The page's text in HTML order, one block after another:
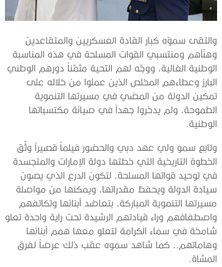
والتقى سموّه كبار القادة العسكريين والمتقاعدين
وهنّأهم ومنتسبي القوات المسلحة في هذه المناسبة
الوطنية الغالية، ووجّه لهم التحية مثمَّناً دورهم الوطني
البارز وعطاءهم المخلص الذين عملوا من خلاله على
تمكين الدولة من المضي في مسيرتها التنموية
الطموحة، ولم يدخروا جهداً في صيانة مكتسباتها
الوطنية.
وتابع سمو ولي عهد دبي والحضور فيلماً قصيراً وثّق
الخطوة التاريخية التي خطتها دولة الإمارات والمتجسدة
في توحيد قواتها المسلحة، لتكون الدرع الذي يصون
سيادة الدولة ويحفظ مقدراتها، ويمكنها من مواصلة
مسيرتها التنموية المباركة، بتعاضد أبنائها وتكاتفهم
واصطفافهم وراء قيادتهم الرشيدة تحت راية واحدة تعلو
شامخة في سماء الكرامة لتعلو معها همم أبنائها
وهاماتهم.. كما شاهد سموه عقب ذلك عرضاً لفرق
المشاة.